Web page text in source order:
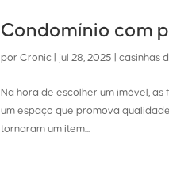
Condomínio com
porCronic jul 28, 2025 |casinhas
Na hora de escolher um imóvel,
um espaço que promova
tornaram um item...